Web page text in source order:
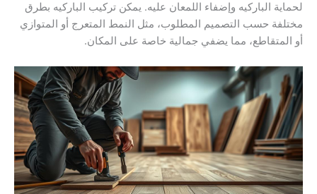
لحماية الباركيه وإضفاء اللمعان عليه. يمكن تركيب الباركيه بطرق
مختلفة حسب التصميم المطلوب، مثل النمط المتعرج أو المتوازي
أو المتقاطع، مما يضفي جمالية خاصة على المكان.